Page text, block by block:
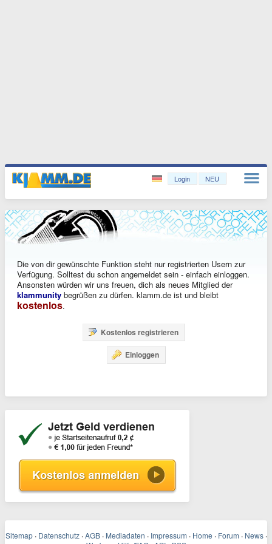
Login NEU
Die von dir gewünschte Funktion steht nur registrierten Usern zur
Verfügung. Solltest du schon angemeldet sein - einfach einloggen.
Ansonsten würden wir uns freuen, dich als neues Mitglied der
klammunity begrüßen zu dürfen. klamm.de ist und bleibt
kostenlos.
Kostenlos registrieren
Einloggen
Sitemap · Datenschutz · AGB · Mediadaten · Impressum · Home · Forum · News ·